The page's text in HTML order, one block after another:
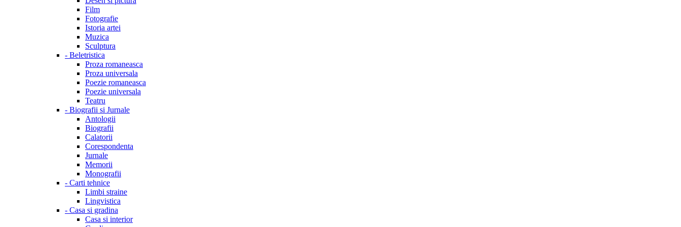
Film
Fotografie
Istoria artei
Muzica
Sculptura
- Beletristica
Proza romaneasca
Proza universala
Poezie romaneasca
Poezie universala
Teatru
- Biografii si Jurnale
Antologii
Biografii
Calatorii
Corespondenta
Jurnale
Memorii
Monografii
- Carti tehnice
Limbi straine
Lingvistica
- Casa si gradina
Casa si interior